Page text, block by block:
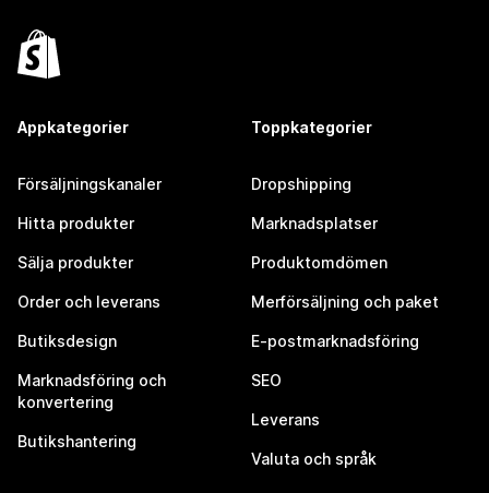
Appkategorier
Försäljningskanaler
Hitta produkter
Sälja produkter
Order och leverans
Butiksdesign
Marknadsföring och
konvertering
Butikshantering
Toppkategorier
Dropshipping
Marknadsplatser
Produktomdömen
Merförsäljning och paket
E-postmarknadsföring
SEO
Leverans
Valuta och språk